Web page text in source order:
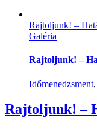
Rajtoljunk! –
Galéria
Rajtoljunk! –
Időmenedzsment,
Rajtoljunk! –